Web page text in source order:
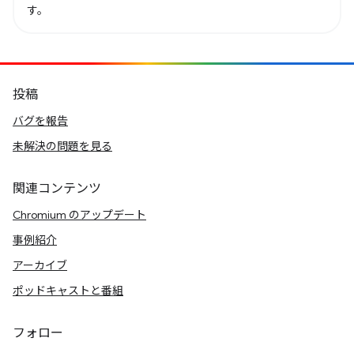
す。
投稿
バグを報告
未解決の問題を見る
関連コンテンツ
Chromium のアップデート
事例紹介
アーカイブ
ポッドキャストと番組
フォロー